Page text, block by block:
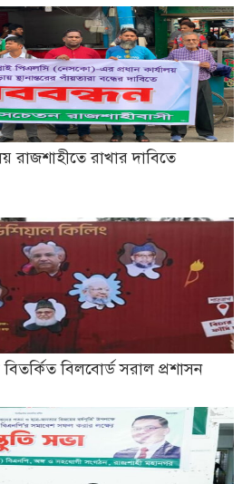
রাজশাহীতে রাখার দাবিতে
বিলবোর্ড সরাল প্রশাসন